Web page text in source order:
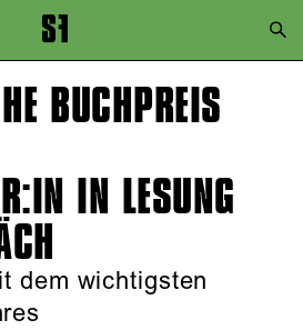
springen
springen
BUCHPREIS
IN LESUNG
dem wichtigsten